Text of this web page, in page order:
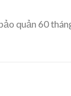
quản 60